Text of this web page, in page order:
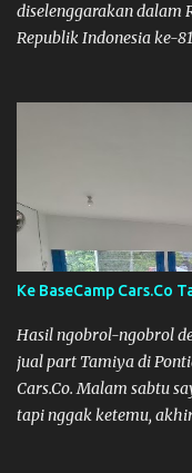
diselenggarakan dalam
Republik Indonesia ke-
Ke BaseCamp Cars.Co
Hasil ngobrol-ngobrol
jual part Tamiya di
Cars.Co. Malam sabtu
tapi nggak ketemu,